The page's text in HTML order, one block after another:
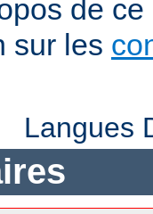
de
sur les
Langues